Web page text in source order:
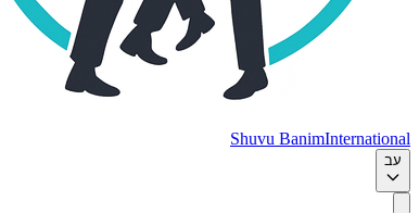
Shuvu BanimInternational
עב